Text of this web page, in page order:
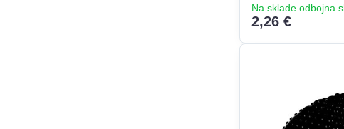
Na sklade
2,26 €